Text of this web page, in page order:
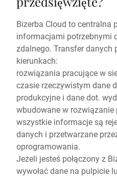
Bizerba Cloud to centralna
informacjami potrzebnymi
zdalnego. Transfer danych
kierunkach:
rozwiązania pracujące w
czasie rzeczywistym dane
produkcyjne i dane dot.
wbudowane w
wszystkie informacje są
danych i przetwarzane
oprogramowania.
Jeżeli jesteś połączony z
wywołać dane na pulpicie